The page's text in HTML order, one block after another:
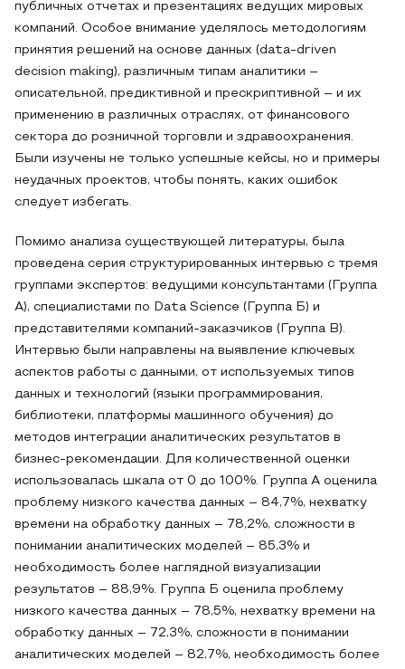
публичных отчетах и презентациях ведущих мировых
компаний. Особое внимание уделялось методологиям
принятия решений на основе данных (data-driven
decision making), различным типам аналитики –
описательной, предиктивной и прескриптивной – и их
применению в различных отраслях, от финансового
сектора до розничной торговли и здравоохранения.
Были изучены не только успешные кейсы, но и примеры
неудачных проектов, чтобы понять, каких ошибок
следует избегать.
Помимо анализа существующей литературы, была
проведена серия структурированных интервью с тремя
группами экспертов: ведущими консультантами (Группа
А), специалистами по Data Science (Группа Б) и
представителями компаний-заказчиков (Группа В).
Интервью были направлены на выявление ключевых
аспектов работы с данными, от используемых типов
данных и технологий (языки программирования,
библиотеки, платформы машинного обучения) до
методов интеграции аналитических результатов в
бизнес-рекомендации. Для количественной оценки
использовалась шкала от 0 до 100%. Группа А оценила
проблему низкого качества данных – 84,7%, нехватку
времени на обработку данных – 78,2%, сложности в
понимании аналитических моделей – 85,3% и
необходимость более наглядной визуализации
результатов – 88,9%. Группа Б оценила проблему
низкого качества данных – 78,5%, нехватку времени на
обработку данных – 72,3%, сложности в понимании
аналитических моделей – 82,7%, необходимость более